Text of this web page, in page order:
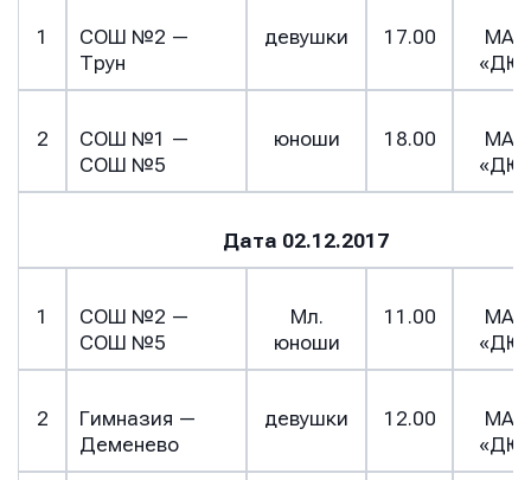
1
СОШ №2 —
Трун
девушки 17.00
2
СОШ №1 —
СОШ №5
юноши 18.00
Дата 02.12.2017
1
СОШ №2 —
СОШ №5
Мл.
юноши
11.00
2
Гимназия —
Деменево
девушки 12.00
Телефон
Телефон